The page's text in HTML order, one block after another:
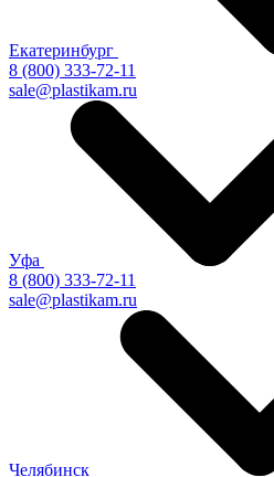
Екатеринбург
8 (800) 333-72-11
sale@plastikam.ru
Уфа
8 (800) 333-72-11
sale@plastikam.ru
Челябинск